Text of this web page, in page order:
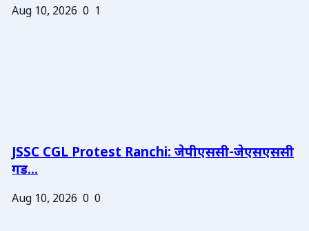
Aug 10, 2026 0 1
JSSC CGL Protest Ranchi: जेपीएससी-जेएसएससी
गड...
Aug 10, 2026 0 0